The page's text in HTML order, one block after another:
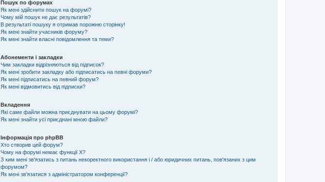
Пошук по форумах
Як мені здійснити пошук на форумі?
Чому мій пошук не дає результатів?
В результаті пошуку я отримав порожню сторінку!
Як мені знайти учасників форуму?
Як мені знайти власні повідомлення та теми?
Абонементи і закладки
Чим закладки відрізняються від підписок?
Як мені зробити закладку або підписатись на певні форуми?
Як мені підписатись на певний форум?
Як мені відмовитись від підписки?
Вкладення
Які саме файли можна приєднувати на цьому форумі?
Як мені знайти усі приєднані мною файли?
Інформація про phpBB
Хто створив цей форум?
Чому на форумі немає функції X?
З ким мені зв'язатись з питань некоректного використання і / або юридичних питань, пов'язаних з цим
форумом?
Як мені зв'язатися з адміністратором конференції?